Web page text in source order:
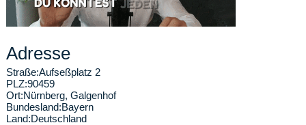
Adresse
Straße:Aufseßplatz 2
PLZ:90459
Ort:Nürnberg, Galgenhof
Bundesland:Bayern
Land:Deutschland